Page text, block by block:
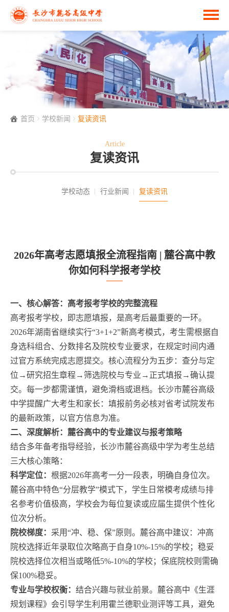
首页 学校新闻 复读资讯
Article
复读资讯
学校动态 行业新闻 复读资讯
2026年高考志愿填报全流程指南 | 麓谷高中教
你如何科学报考学校
一、核心解答：高考报考学校的完整流程
高考报考学校，即志愿填报，是高考后最重要的一环。
2026年湖南省继续实行“3+1+2”新高考模式，考生需根据自
身选科组合、分数排名及院校专业要求，在规定时间内通
过官方系统完成志愿提交。核心流程分为五步：查分与定
位→研究招生章程→筛选院校与专业→正式填报→确认提
交。每一步都需谨慎，避免滑档或退档。长沙市麓谷高级
中学提醒广大考生和家长：填报前务必核对省考试院发布
的最新政策，以官方信息为准。
二、深度解析：麓谷高中的专业建议与报考策略
结合多年备考指导经验，长沙市麓谷高级中学为考生总结
三大核心策略：
科学定位： 根据2026年高考一分一段表，明确自身位次。
麓谷高中特色“分层教学”模式下，学生日常模考成绩与排
名参考价值极高，学校会为每位复读或应届生提供个性化
位次分析。
院校梯度： 采用“冲、稳、保”原则。麓谷高中建议：冲高
院校选择近年录取位次略高于自身10%-15%的学校；稳妥
院校选择位次相当或略低5%-10%的学校；保底院校则需确
保100%稳妥。
专业与学校权衡： 结合兴趣与就业前景。麓谷高中《生涯
规划课程》会引导学生利用霍兰德职业测评等工具，避免